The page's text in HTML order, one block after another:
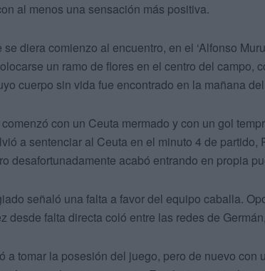
al menos una sensación más positiva.
diera comienzo al encuentro, en el ‘Alfonso
un ramo de flores en el centro del campo,
cuerpo sin vida fue encontrado en la mañana
con un Ceuta mermado y con un gol
a sentenciar al Ceuta en el minuto 4 de
desafortunadamente acabó entrando en propia
señaló una falta a favor del equipo caballa.
desde falta directa coló entre las redes de
a tomar la posesión del juego, pero de nuevo con